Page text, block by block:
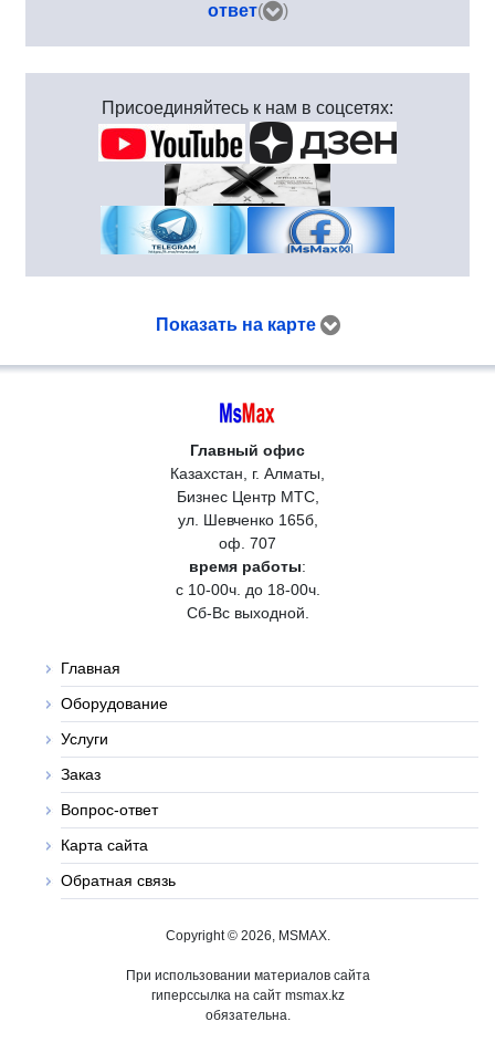
ответ( )
Присоединяйтесь к нам в соцсетях:
Показать на карте
Главный офис
Казахстан, г. Алматы,
Бизнес Центр МТС,
ул. Шевченко 165б,
оф. 707
время работы:
с 10-00ч. до 18-00ч.
Сб-Вс выходной.
Главная
Оборудование
Услуги
Заказ
Вопрос-ответ
Карта сайта
Обратная связь
Copyright © 2026, MSMAX.
При использовании материалов сайта
гиперссылка на сайт msmax.kz
обязательна.